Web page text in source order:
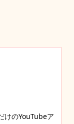
けのYouTubeア